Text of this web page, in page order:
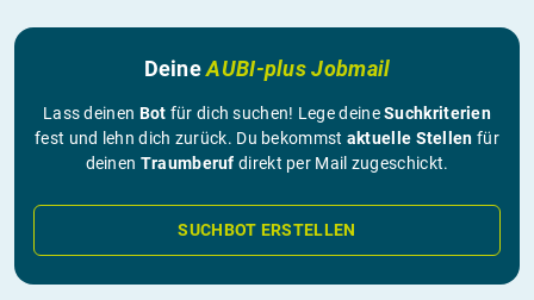
DeineAUBI-plus Jobmail
Lass deinen Bot für dich suchen! Lege deineSuchkriterien
fest und lehn dich zurück. Du bekommst aktuelle Stellen für
deinen Traumberuf direkt per Mail zugeschickt.
SUCHBOT ERSTELLEN